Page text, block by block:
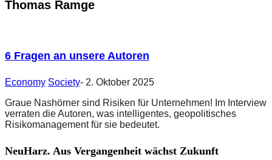
Thomas Ramge
6 Fragen an unsere Autoren
Economy Society- 2. Oktober 2025
Graue Nashörner sind Risiken für Unternehmen! Im Interview
verraten die Autoren, was intelligentes, geopolitisches
Risikomanagement für sie bedeutet.
NeuHarz. Aus Vergangenheit wächst Zukunft